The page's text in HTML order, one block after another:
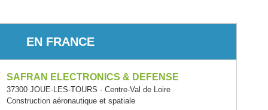
EN FRANCE
SAFRAN ELECTRONICS & DEFENSE
37300 JOUE-LES-TOURS - Centre-Val de Loire
Construction aéronautique et spatiale